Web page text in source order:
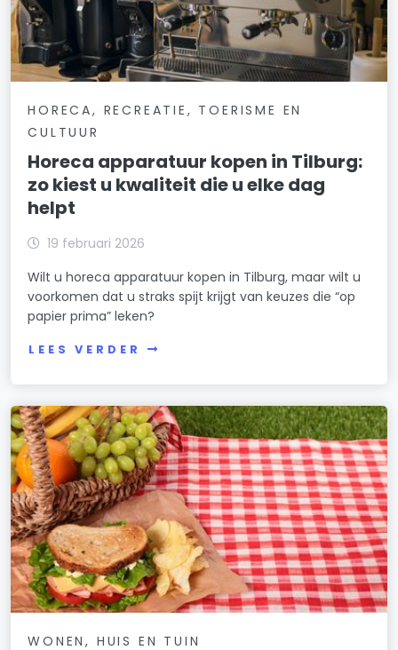
HORECA, RECREATIE, TOERISME EN
CULTUUR
Horeca apparatuur kopen in Tilburg:
zo kiest u kwaliteit die u elke dag
helpt
19 februari 2026
Wilt u horeca apparatuur kopen in Tilburg, maar wilt u
voorkomen dat u straks spijt krijgt van keuzes die “op
papier prima” leken?
LEES VERDER
WONEN, HUIS EN TUIN